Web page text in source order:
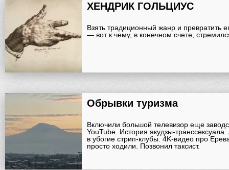
ХЕНДРИК ГОЛЬЦИУС
Взять традиционный жанр и превратить
— вот к чему, в конечном счете,
Обрывки туризма
Включили большой телевизор еще
YouTube. История якудзы-
в убогие стрип-клубы. 4K-видео про
просто ходили. Позвонил таксист.